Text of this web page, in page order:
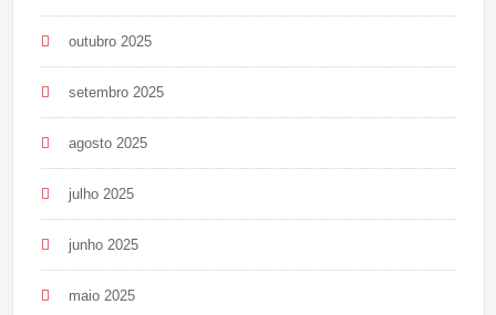
outubro 2025
setembro 2025
agosto 2025
julho 2025
junho 2025
maio 2025